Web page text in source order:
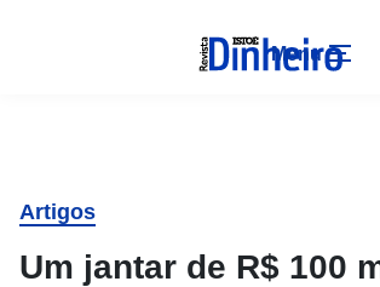
Menu
Artigos
Um jantar de R$ 100